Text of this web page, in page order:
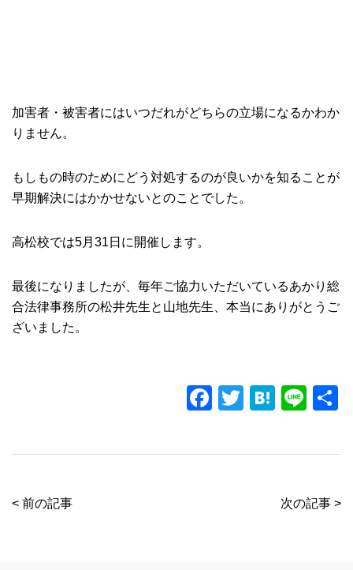
加害者・被害者にはいつだれがどちらの立場になるかわか
りません。
もしもの時のためにどう対処するのが良いかを知ることが
早期解決にはかかせないとのことでした。
高松校では5月31日に開催します。
最後になりましたが、毎年ご協力いただいているあかり総
合法律事務所の松井先生と山地先生、本当にありがとうご
ざいました。
F
c
T
tt
H
e
a
Li
e
< 前の記事 次の記事 >